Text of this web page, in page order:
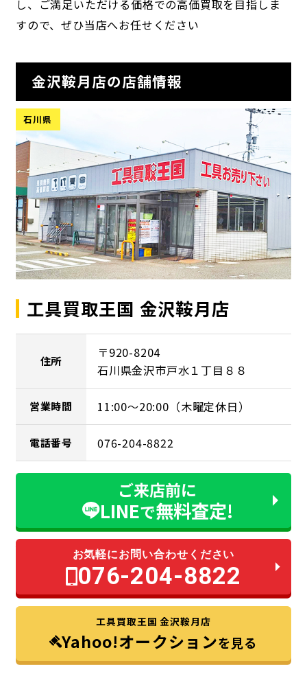
し、ご満足いただける価格での高価買取を目指しま
すので、ぜひ当店へお任せください
金沢鞍月店の店舗情報
石川県
工具買取王国 金沢鞍月店
住所
〒920-8204
石川県金沢市戸水１丁目８８
営業時間 11:00～20:00（木曜定休日）
電話番号 076-204-8822
ご来店前に
LINEで無料査定!
お気軽にお問い合わせください
076-204-8822
工具買取王国 金沢鞍月店
Yahoo!オークションを見る